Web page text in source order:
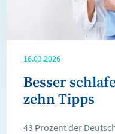
16.03.2026
Besser
zehn Tipps
43 Prozent der